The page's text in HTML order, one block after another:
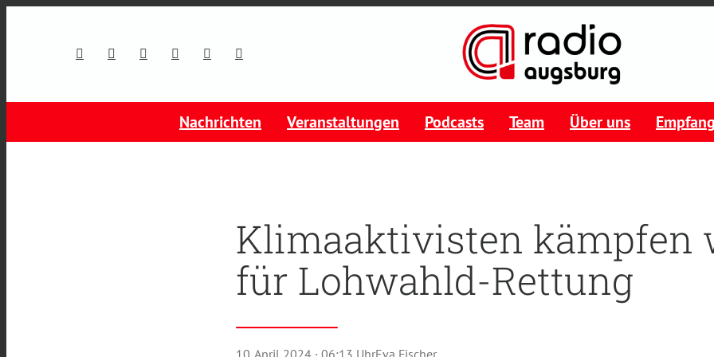
Nachrichten Veranstaltungen Podcasts Team Über uns Empfang
Klimaaktivisten kämpfen
für Lohwahld-Rettung